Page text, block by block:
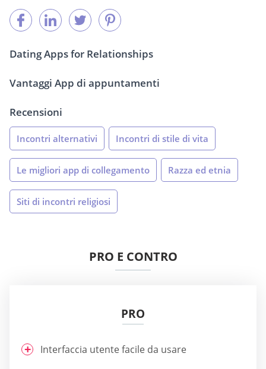
Dating Apps for Relationships
Vantaggi App di appuntamenti
Recensioni
Incontri alternativi Incontri di stile di vita
Le migliori app di collegamento Razza ed etnia
Siti di incontri religiosi
PRO E CONTRO
PRO
Interfaccia utente facile da usare